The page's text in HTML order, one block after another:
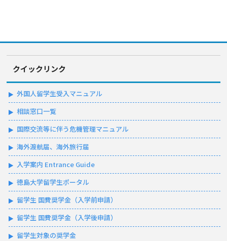
クイックリンク
外国人留学生受入マニュアル
相談窓口一覧
国際交流等に伴う危機管理マニュアル
海外渡航届、海外旅行届
入学案内 Entrance Guide
徳島大学留学生ポータル
留学生 国費奨学金（入学前申請）
留学生 国費奨学金（入学後申請）
留学生対象の奨学金